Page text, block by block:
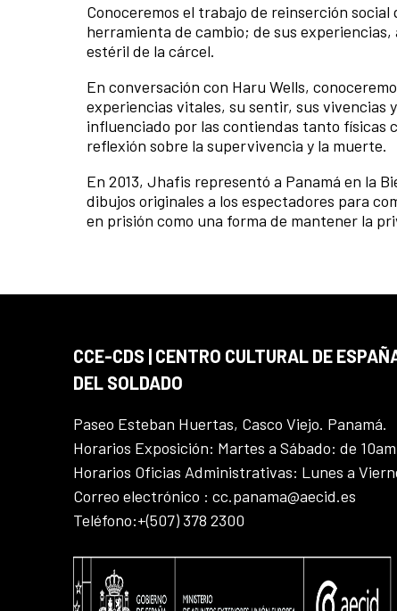
Conoceremos el trabajo de reinserción
herramienta de cambio; de sus
estéril de la cárcel.
En conversación con Haru Wells,
experiencias vitales, su sentir, sus vivencias
influenciado por las contiendas tanto físicas
reflexión sobre la supervivencia y la muerte.
En 2013, Jhafis representó a Panamá en la
dibujos originales a los espectadores para
en prisión como una forma de mantener la
CCE-CDS | CENTRO CULTURAL DE
DEL SOLDADO
Paseo Esteban Huertas, Casco Viejo. Panamá.
Horarios Exposición: Martes a Sábado: de
Horarios Oficias Administrativas: Lunes a
Correo electrónico : cc.panama@aecid.es
Teléfono:+(507) 378 2300